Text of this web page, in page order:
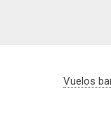
Vuelos